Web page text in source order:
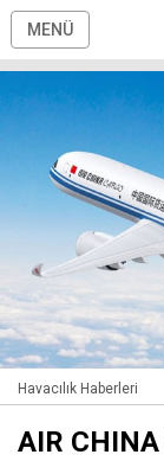
MENÜ
Havacılık Haberleri
AIR